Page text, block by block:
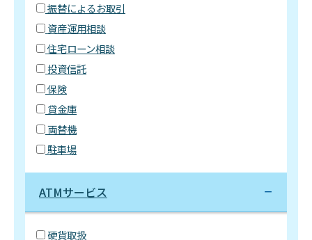
振替によるお取引
資産運用相談
住宅ローン相談
投資信託
保険
貸金庫
両替機
駐車場
ATMサービス
硬貨取扱